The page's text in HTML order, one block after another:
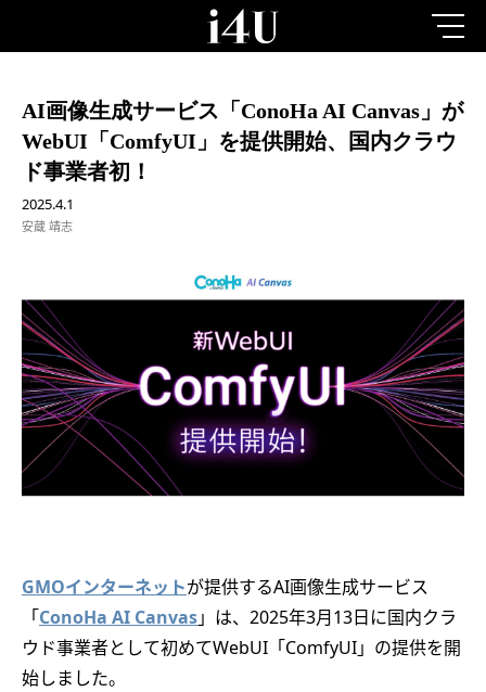
AI画像生成サービス「ConoHa AI Canvas」が
WebUI「ComfyUI」を提供開始、国内クラウ
ド事業者初！
2025.4.1
安蔵 靖志
GMOインターネットが提供するAI画像生成サービス
「ConoHa AI Canvas」は、2025年3月13日に国内クラ
ウド事業者として初めてWebUI「ComfyUI」の提供を開
始しました。